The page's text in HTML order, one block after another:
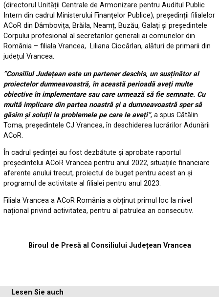
(directorul Unității Centrale de Armonizare pentru Auditul Public
Intern din cadrul Ministerului Finanțelor Publice), președinții filialelor
ACoR din Dâmbovița, Brăila, Neamț, Buzău, Galați și președintele
Corpului profesional al secretarilor generali ai comunelor din
România – filiala Vrancea, Liliana Ciocârlan, alături de primarii din
județul Vrancea.
”Consiliul Județean este un partener deschis, un susținător al
proiectelor dumneavoastră, în această perioadă aveți multe
obiective în implementare sau care urmează să fie semnate. Cu
multă implicare din partea noastră și a dumneavoastră sper să
găsim și soluții la problemele pe care le aveți”, a spus Cătălin
Toma, președintele CJ Vrancea, în deschiderea lucrărilor Adunării
ACoR.
În cadrul ședinței au fost dezbătute și aprobate raportul
președintelui ACoR Vrancea pentru anul 2022, situațiile financiare
aferente anului trecut, proiectul de buget pentru acest an și
programul de activitate al filialei pentru anul 2023.
Filiala Vrancea a ACoR România a obținut primul loc la nivel
național privind activitatea, pentru al patrulea an consecutiv.
Biroul de Presă al Consiliului Județean Vrancea
Lesen Sie auch